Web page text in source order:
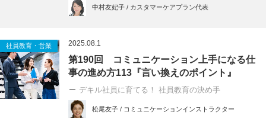
中村友妃子 / カスタマーケアプラン代表
社員教育・営業 2025.08.1
第190回 コミュニケーション上手になる仕
事の進め方113『言い換えのポイント』
デキル社員に育てる！ 社員教育の決め手
松尾友子 / コミュニケーションインストラクター